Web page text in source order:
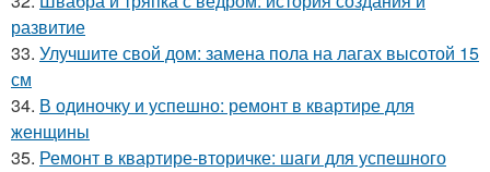
развитие
33. Улучшите свой дом: замена пола на лагах высотой 15
см
34. В одиночку и успешно: ремонт в квартире для
женщины
35. Ремонт в квартире-вторичке: шаги для успешного